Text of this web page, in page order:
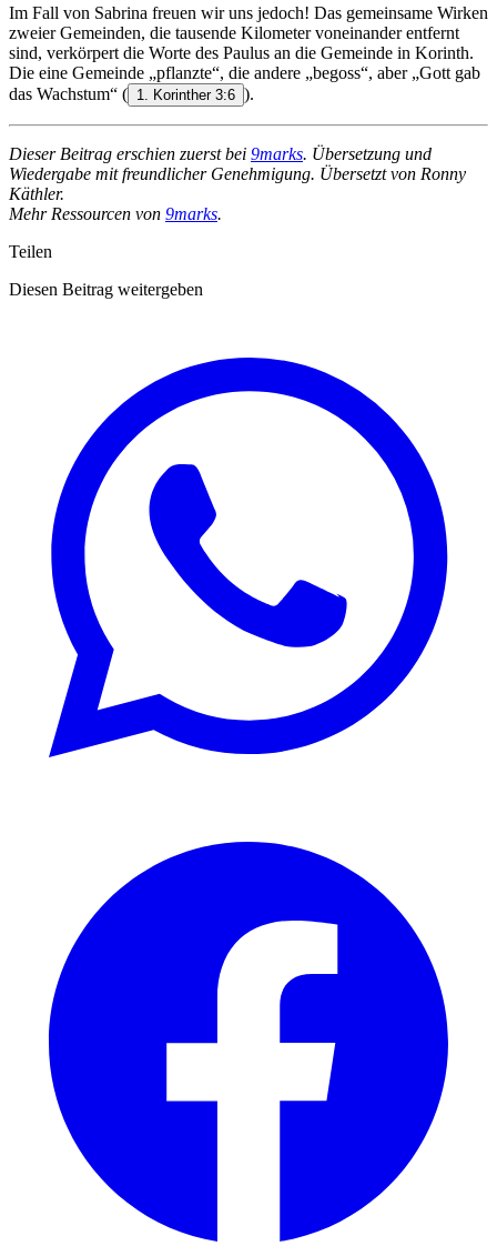
Im Fall von Sabrina freuen wir uns jedoch! Das gemeinsame Wirken
zweier Gemeinden, die tausende Kilometer voneinander entfernt
sind, verkörpert die Worte des Paulus an die Gemeinde in Korinth.
Die eine Gemeinde „pflanzte“, die andere „begoss“, aber „Gott gab
das Wachstum“ ( 1. Korinther 3:6 ).
Dieser Beitrag erschien zuerst bei 9marks. Übersetzung und
Wiedergabe mit freundlicher Genehmigung. Übersetzt von Ronny
Käthler.
Mehr Ressourcen von 9marks.
Teilen
Diesen Beitrag weitergeben